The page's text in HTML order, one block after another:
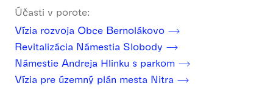
Účasti v porote:
Vízia rozvoja Obce Bernolákovo
Revitalizácia Námestia Slobody
Námestie Andreja Hlinku s parkom
Vízia pre územný plán mesta Nitra